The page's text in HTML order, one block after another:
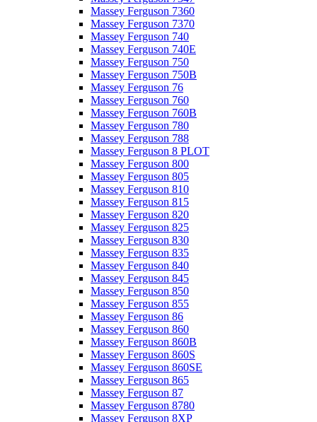
Massey Ferguson 7360
Massey Ferguson 7370
Massey Ferguson 740
Massey Ferguson 740E
Massey Ferguson 750
Massey Ferguson 750B
Massey Ferguson 76
Massey Ferguson 760
Massey Ferguson 760B
Massey Ferguson 780
Massey Ferguson 788
Massey Ferguson 8 PLOT
Massey Ferguson 800
Massey Ferguson 805
Massey Ferguson 810
Massey Ferguson 815
Massey Ferguson 820
Massey Ferguson 825
Massey Ferguson 830
Massey Ferguson 835
Massey Ferguson 840
Massey Ferguson 845
Massey Ferguson 850
Massey Ferguson 855
Massey Ferguson 86
Massey Ferguson 860
Massey Ferguson 860B
Massey Ferguson 860S
Massey Ferguson 860SE
Massey Ferguson 865
Massey Ferguson 87
Massey Ferguson 8780
Massey Ferguson 8XP